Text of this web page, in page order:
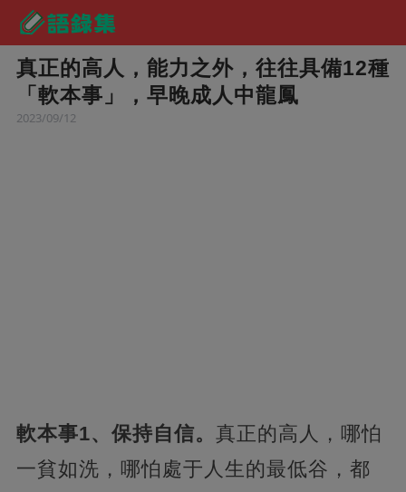
真正的高人，能力之外，往往具備12種
「軟本事」，早晚成人中龍鳳
2023/09/12
軟本事1、保持自信。 真正的高人，哪怕
一貧如洗，哪怕處于人生的最低谷，都